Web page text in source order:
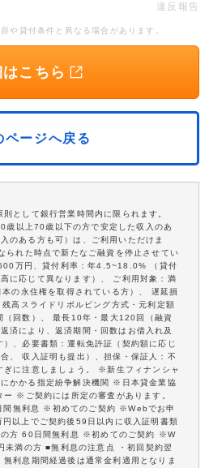
違反報告
や貸付条件と異なる場合があります。
こちら
ページへ戻る
として銀行営業時間内に限られます。
歳以上70歳以下の方で安定した収入のあ
のある方も可）は、ご利用いただけま
られた時点で新たなご融資を停止させてい
万円、貸付利率：年4.5~18.0% （貸付
に応じて異なります）、 ご利用対象：満
の永住権を取得されている方）、 遅延損
高スライドリボルビング方式・元利定額
（回数）、 最長10年・最大120回（融資
済により、返済期間・回数はお借入れ及
、必要書類：運転免許証（契約額に応じ
、 収入証明も提出）、担保・保証人：不
に注意しましょう。 ※新生フィナンシャ
かかる指定紛争解決機関 ※日本貸金業協
※ご契約には所定の審査があります。
間無利息 ※初めてのご契約 ※Webでお申
以上でご契約後59日以内に収入証明書類
の方 60日間無利息 ※初めてのご契約 ※W
未満の方 ■無利息の注意点 ・初回契約翌
利息期間経過後は通常金利適用となりま